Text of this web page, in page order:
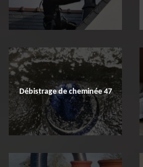
Débistrage de cheminée 47